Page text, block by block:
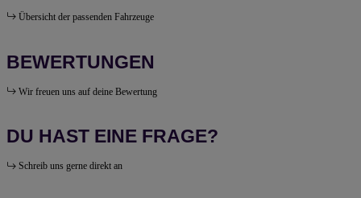
Übersicht der passenden Fahrzeuge
BEWERTUNGEN
Wir freuen uns auf deine Bewertung
DU HAST EINE FRAGE?
Schreib uns gerne direkt an